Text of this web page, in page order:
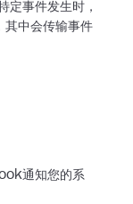
定事件发生时，
其中会传输事件
通知您的系